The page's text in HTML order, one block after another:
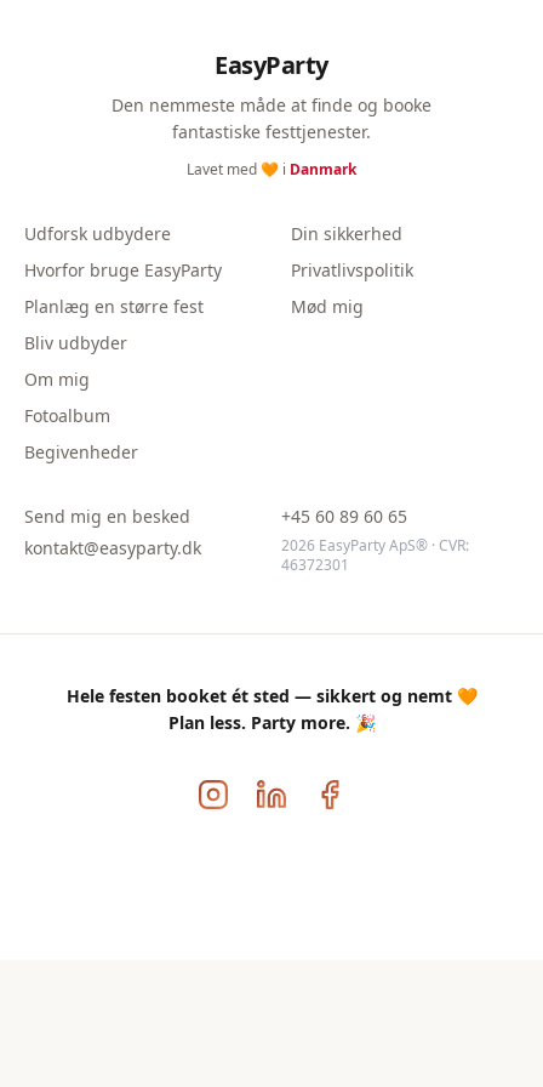
EasyParty
Den nemmeste måde at finde og booke
fantastiske festtjenester.
Lavet med 🧡 i Danmark
Udforsk udbydere
Hvorfor bruge EasyParty
Planlæg en større fest
Bliv udbyder
Om mig
Fotoalbum
Begivenheder
Din sikkerhed
Privatlivspolitik
Mød mig
Send mig en besked
kontakt@easyparty.dk
+45 60 89 60 65
2026 EasyParty ApS® · CVR:
46372301
Hele festen booket ét sted — sikkert og nemt 🧡
Plan less. Party more. 🎉